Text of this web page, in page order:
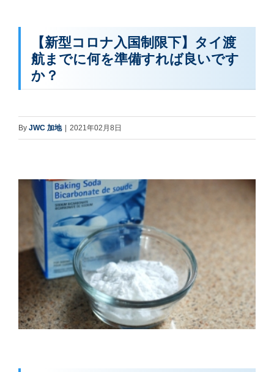
【新型コロナ入国制限下】タイ渡
航までに何を準備すれば良いです
か？
By JWC 加地 | 2021年02月8日